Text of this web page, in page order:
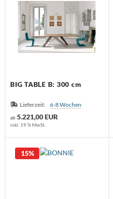
BIG TABLE B: 300 cm
Lieferzeit: 6-8 Wochen
ab 5.221,00 EUR
inkl. 19 % MwSt.
15%